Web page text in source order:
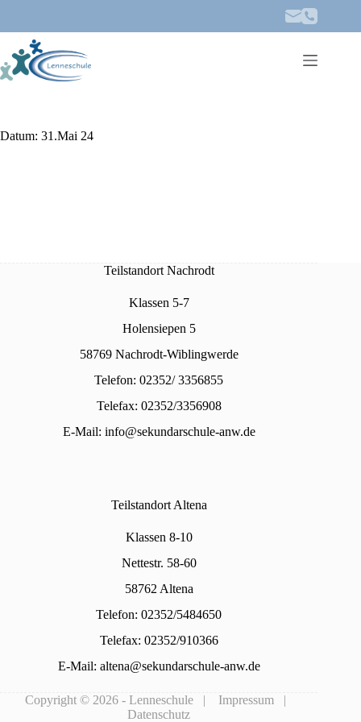
springen
Datum: 31.Mai 24
Teilstandort Nachrodt
Klassen 5-7
Holensiepen 5
58769 Nachrodt-Wiblingwerde
Telefon: 02352/ 3356855
Telefax: 02352/3356908
E-Mail: info@sekundarschule-anw.de
Teilstandort Altena
Klassen 8-10
Nettestr. 58-60
58762 Altena
Telefon: 02352/5484650
Telefax: 02352/910366
E-Mail: altena@sekundarschule-anw.de
Copyright © 2026 - Lenneschule | Impressum |
Datenschutz